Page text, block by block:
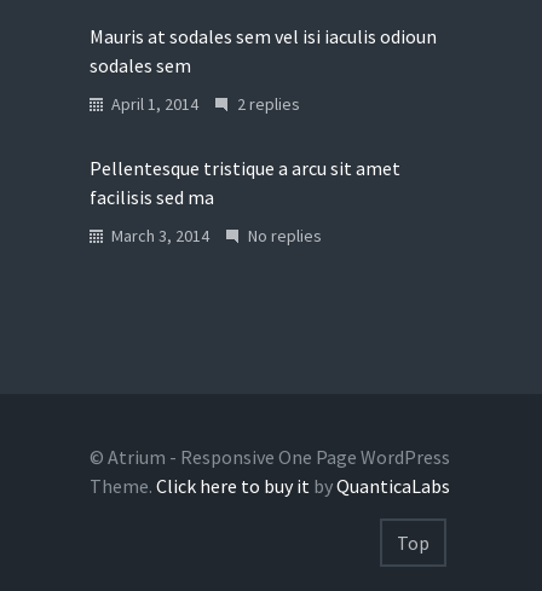
Mauris at sodales sem vel isi iaculis odioun
sodales sem
April 1, 2014 2 replies
Pellentesque tristique a arcu sit amet
facilisis sed ma
March 3, 2014 No replies
tristique quis
February 4, 2014 No replies
Maecenas risus metus malesuada ut libero
© Atrium - Responsive One Page WordPress
Theme. Click here to buy it byQuanticaLabs
Top